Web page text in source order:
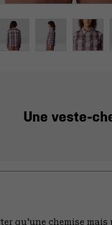
Une veste-
qu'une chemise mais